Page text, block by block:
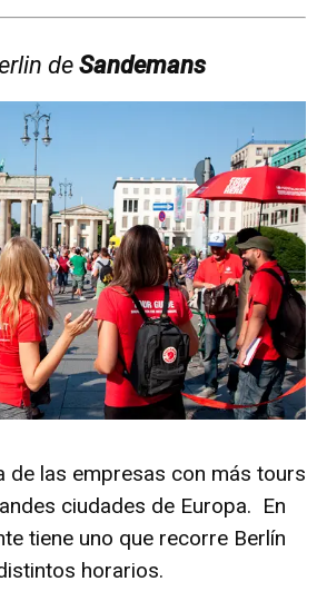
de Sandemans
de las empresas con más tours
ciudades de Europa. En
tiene uno que recorre Berlín
horarios.